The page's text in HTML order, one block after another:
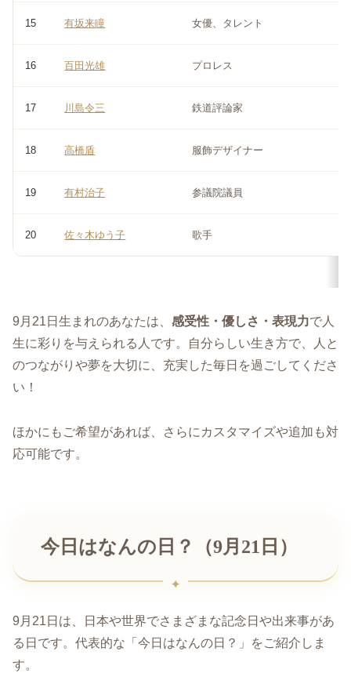
15 有坂来瞳 女優、タレント
16 百田光雄 プロレス
17 川島令三 鉄道評論家
18 高橋盾 服飾デザイナー
19 有村治子 参議院議員
20 佐々木ゆう子 歌手
9月21日生まれのあなたは、 感受性・優しさ・表現力で人
生に彩りを与えられる人です。自分らしい生き方で、人と
のつながりや夢を大切に、充実した毎日を過ごしてくださ
い！
ほかにもご希望があれば、さらにカスタマイズや追加も対
応可能です。
今日はなんの日？（9月21日）
9月21日は、日本や世界でさまざまな記念日や出来事があ
る日です。代表的な「今日はなんの日？」をご紹介しま
す。